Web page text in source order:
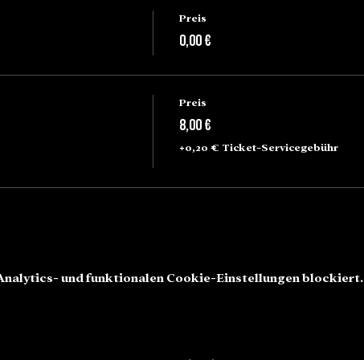
Preis
0,00 €
Preis
8,00 €
+0,20 € Ticket-Servicegebühr
und funktionalen Cookie-Einstellungen blockiert.